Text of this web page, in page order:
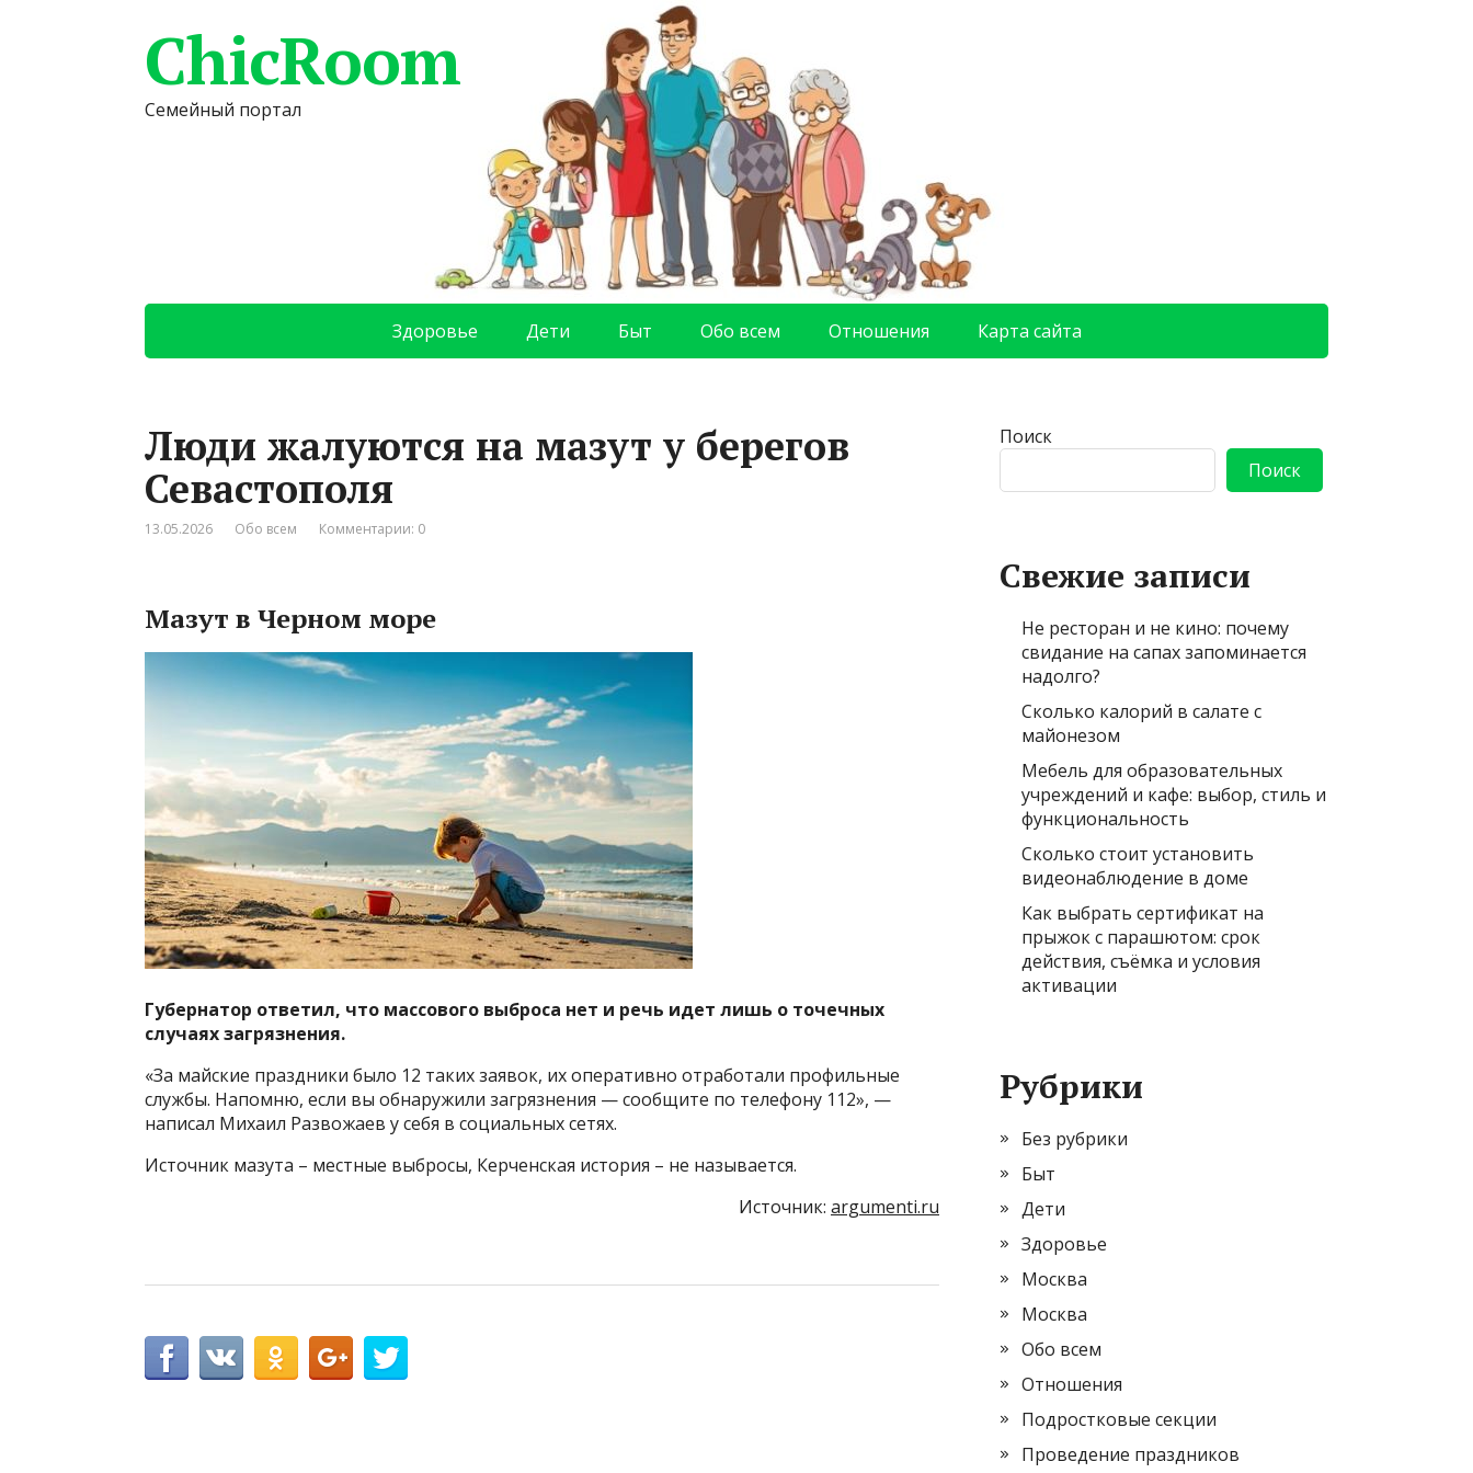
ChicRoom
Семейный портал
Здоровье Дети Быт Обо всем Отношения Карта сайта
Люди жалуются на мазут у берегов
Севастополя
13.05.2026 Обо всем Комментарии: 0
Мазут в Черном море
Губернатор ответил, что массового выброса нет и речь идет лишь о точечных
случаях загрязнения.
«За майские праздники было 12 таких заявок, их оперативно отработали профильные
службы. Напомню, если вы обнаружили загрязнения — сообщите по телефону 112», —
написал Михаил Развожаев у себя в социальных сетях.
Источник мазута – местные выбросы, Керченская история – не называется.
Источник: argumenti.ru
Поиск
Поиск
Свежие записи
Не ресторан и не кино: почему
свидание на сапах запоминается
надолго?
Сколько калорий в салате с
майонезом
Мебель для образовательных
учреждений и кафе: выбор, стиль и
функциональность
Сколько стоит установить
видеонаблюдение в доме
Как выбрать сертификат на
прыжок с парашютом: срок
действия, съёмка и условия
активации
Рубрики
Без рубрики
Быт
Дети
Здоровье
Москва
Москва
Обо всем
Отношения
Подростковые секции
Проведение праздников